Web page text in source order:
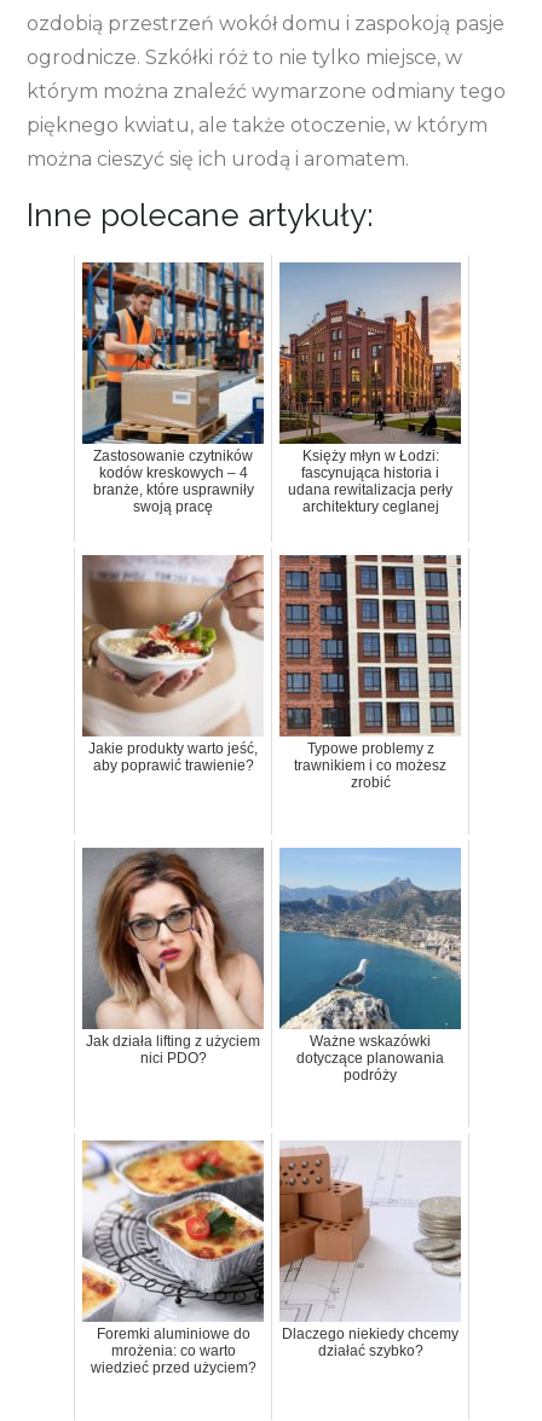
ozdobią przestrzeń wokół domu i zaspokoją pasje
ogrodnicze. Szkółki róż to nie tylko miejsce, w
którym można znaleźć wymarzone odmiany tego
pięknego kwiatu, ale także otoczenie, w którym
można cieszyć się ich urodą i aromatem.
Inne polecane artykuły:
Zastosowanie czytników
kodów kreskowych – 4
branże, które usprawniły
swoją pracę
Księży młyn w Łodzi:
fascynująca historia i
udana rewitalizacja perły
architektury ceglanej
Jakie produkty warto jeść,
aby poprawić trawienie?
Typowe problemy z
trawnikiem i co możesz
zrobić
Jak działa lifting z użyciem
nici PDO?
Ważne wskazówki
dotyczące planowania
podróży
Foremki aluminiowe do
mrożenia: co warto
wiedzieć przed użyciem?
Dlaczego niekiedy chcemy
działać szybko?